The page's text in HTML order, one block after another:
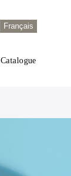
Français
Catalogue